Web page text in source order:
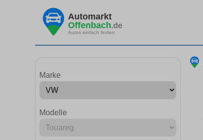
Automarkt
Offenbach.de
Autos einfach finden
Marke
Modelle